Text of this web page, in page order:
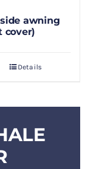
awning
cover)
Details